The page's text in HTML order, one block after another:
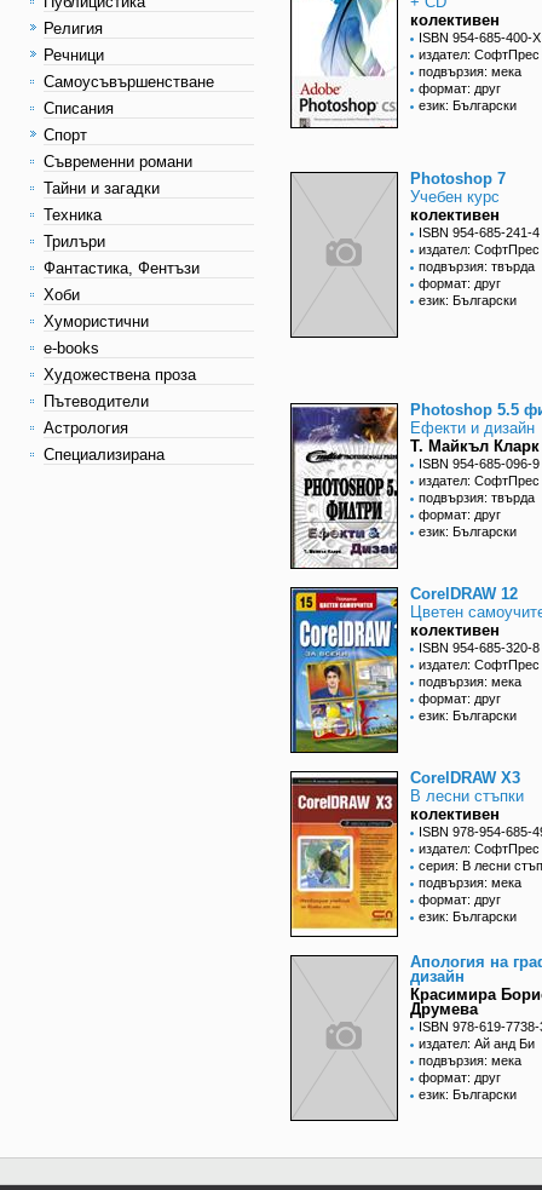
Религия
Речници
Самоусъвършенстване
Списания
Спорт
Съвременни романи
Тайни и загадки
Техника
Трилъри
Фантастика, Фентъзи
Хоби
Хумористични
e-books
Художествена проза
Пътеводители
Астрология
Специализирана
колективен
ISBN 954-685-400-X
издател: СофтПрес
подвързия: мека
формат: друг
език: Български
Photoshop 7
Учебен курс
колективен
ISBN 954-685-241-4
издател: СофтПрес
подвързия: твърда
формат: друг
език: Български
Photoshop 5.5
Ефекти и дизайн
Т. Майкъл Кларк
ISBN 954-685-096-9
издател: СофтПрес
подвързия: твърда
формат: друг
език: Български
CorelDRAW 12
Цветен
колективен
ISBN 954-685-320-8
издател: СофтПрес
подвързия: мека
формат: друг
език: Български
CorelDRAW X3
В лесни стъпки
колективен
ISBN 978-954-685-
издател: СофтПрес
серия: В лесни
подвързия: мека
формат: друг
език: Български
Апология на
дизайн
Красимира
Друмева
ISBN 978-619-
издател: Ай анд Би
подвързия: мека
формат: друг
език: Български